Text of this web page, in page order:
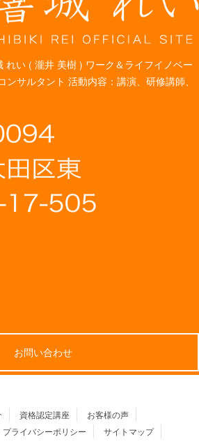
い ( 瀧井 美樹 ) ワーク＆ライフイノベー
ンサルタント 活動内容：講演、研修講師、
お問い合わせ
資格認定講座
お客様の声
プライバシーポリシー サイトマップ